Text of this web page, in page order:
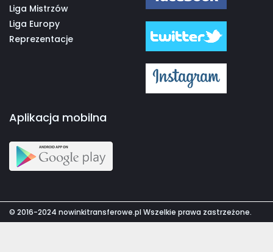
Liga Mistrzów
Liga Europy
Reprezentacje
Aplikacja mobilna
© 2016-2024 nowinkitransferowe.pl Wszelkie prawa zastrzeżone.